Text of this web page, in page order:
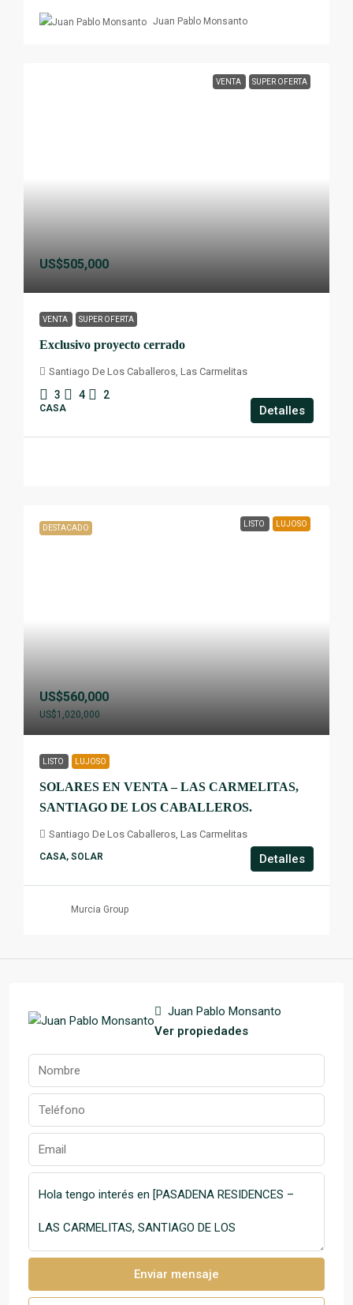
Juan Pablo Monsanto
VENTA SUPER OFERTA
US$505,000
VENTA SUPER OFERTA
Exclusivo proyecto cerrado
Santiago De Los Caballeros, Las Carmelitas
3 4 2
CASA Detalles
DESTACADO LISTO LUJOSO
US$560,000
US$1,020,000
LISTO LUJOSO
SOLARES EN VENTA – LAS CARMELITAS,
SANTIAGO DE LOS CABALLEROS.
Santiago De Los Caballeros, Las Carmelitas
CASA, SOLAR Detalles
Murcia Group
Juan Pablo Monsanto
Ver propiedades
Enviar mensaje